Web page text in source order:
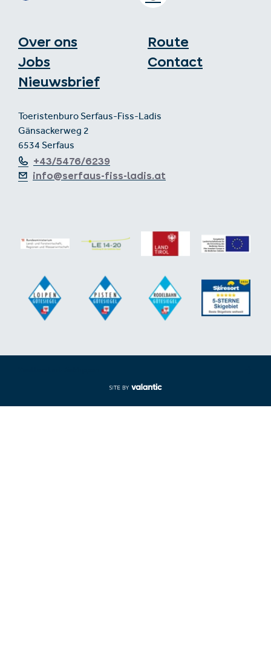
Over ons
Jobs
Nieuwsbrief
Route
Contact
Toeristenburo Serfaus-Fiss-Ladis
Gänsackerweg 2
6534 Serfaus
+43/5476/6239
info@serfaus-fiss-ladis.at